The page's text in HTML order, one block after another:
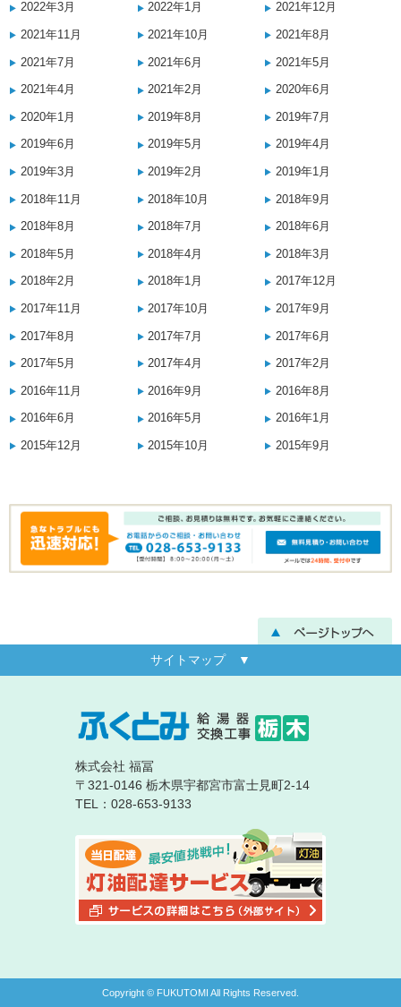
2022年3月 2022年1月 2021年12月
2021年11月 2021年10月 2021年8月
2021年7月 2021年6月 2021年5月
2021年4月 2021年2月 2020年6月
2020年1月 2019年8月 2019年7月
2019年6月 2019年5月 2019年4月
2019年3月 2019年2月 2019年1月
2018年11月 2018年10月 2018年9月
2018年8月 2018年7月 2018年6月
2018年5月 2018年4月 2018年3月
2018年2月 2018年1月 2017年12月
2017年11月 2017年10月 2017年9月
2017年8月 2017年7月 2017年6月
2017年5月 2017年4月 2017年2月
2016年11月 2016年9月 2016年8月
2016年6月 2016年5月 2016年1月
2015年12月 2015年10月 2015年9月
サイトマップ ▼
株式会社 福冨
〒321-0146 栃木県宇都宮市富士見町2-14
TEL：028-653-9133
Copyright © FUKUTOMI All Rights Reserved.